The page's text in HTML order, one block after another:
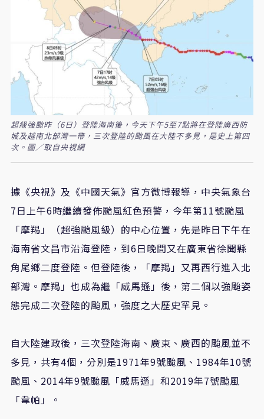
超級強颱昨（6日）登陸海南後，今天下午5至7點將在登陸廣西防
城及越南北部灣一帶，三次登陸的颱風在大陸不多見，是史上第四
次。圖／取自央視網
據《央視》及《中國天氣》官方微博報導，中央氣象台
7日上午6時繼續發佈颱風紅色預警，今年第11號颱風
「摩羯」（超強颱風級）的中心位置，先是昨日下午在
海南省文昌市沿海登陸，到6日晚間又在廣東省徐聞縣
角尾鄉二度登陸。但登陸後，「摩羯」又再西行進入北
部灣。摩羯」也成為繼「威馬遜」後，第二個以強颱姿
態完成二次登陸的颱風，強度之大歷史罕見。
自大陸建政後，三次登陸海南、廣東、廣西的颱風並不
多見，共有4個，分別是1971年9號颱風、1984年10號
颱風、2014年9號颱風「威馬遜」和2019年7號颱風
「韋帕」。